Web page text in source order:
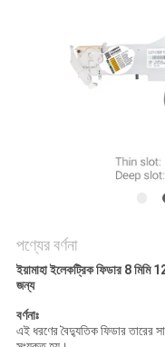
গোপনীয়তা
পণ্যের বর্ণনা
ইয়ামাহা ইলেকট্রিক ফিডার 8 মিমি
জন্য
বর্ণনাঃ
এই ধরণের বৈদ্যুতিক ফিডার তারের